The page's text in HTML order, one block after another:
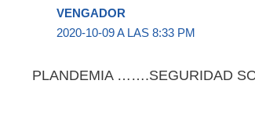
VENGADOR
2020-10-09 A LAS 8:33 PM
PLANDEMIA …….SEGURIDAD